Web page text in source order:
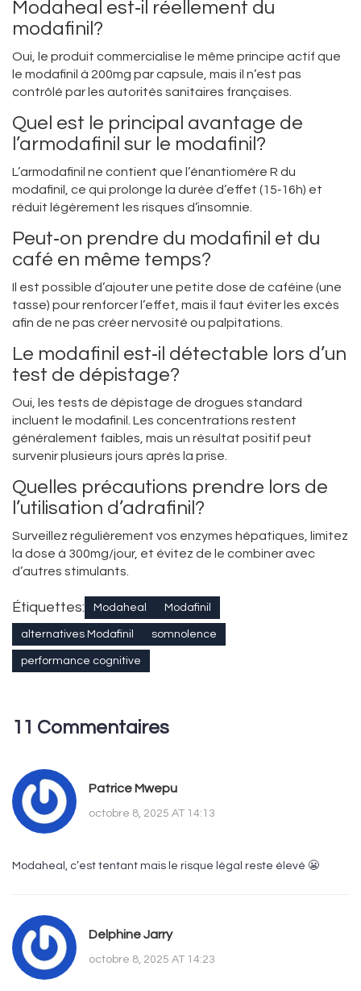
Modaheal est‑il réellement du
modafinil?
Oui, le produit commercialise le même principe actif que
le modafinil à 200mg par capsule, mais il n’est pas
contrôlé par les autorités sanitaires françaises.
Quel est le principal avantage de
l’armodafinil sur le modafinil?
L’armodafinil ne contient que l’énantiomère R du
modafinil, ce qui prolonge la durée d’effet (15‑16h) et
réduit légèrement les risques d’insomnie.
Peut‑on prendre du modafinil et du
café en même temps?
Il est possible d’ajouter une petite dose de caféine (une
tasse) pour renforcer l’effet, mais il faut éviter les excès
afin de ne pas créer nervosité ou palpitations.
Le modafinil est‑il détectable lors d’un
test de dépistage?
Oui, les tests de dépistage de drogues standard
incluent le modafinil. Les concentrations restent
généralement faibles, mais un résultat positif peut
survenir plusieurs jours après la prise.
Quelles précautions prendre lors de
l’utilisation d’adrafinil?
Surveillez régulièrement vos enzymes hépatiques, limitez
la dose à 300mg/jour, et évitez de le combiner avec
d’autres stimulants.
Étiquettes: Modaheal Modafinil
alternatives Modafinil somnolence
performance cognitive
11 Commentaires
Patrice Mwepu
octobre 8, 2025 AT 14:13
Modaheal, c’est tentant mais le risque légal reste élevé 😬
Delphine Jarry
octobre 8, 2025 AT 14:23